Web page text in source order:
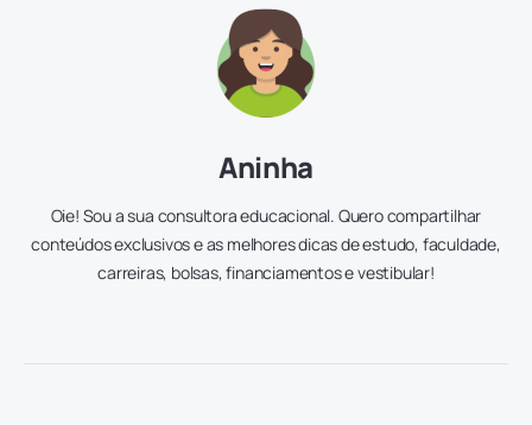
Aninha
Oie! Sou a sua consultora educacional. Quero compartilhar
conteúdos exclusivos e as melhores dicas de estudo, faculdade,
carreiras, bolsas, financiamentos e vestibular!